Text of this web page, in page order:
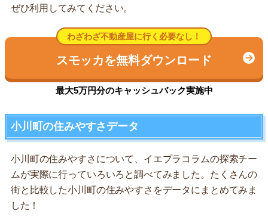
ぜひ利用してみてください。
わざわざ不動産屋に行く必要なし！
スモッカを無料ダウンロード
最大5万円分のキャッシュバック実施中
小川町の住みやすさデータ
小川町の住みやすさについて、イエプラコラムの探索チー
ムが実際に行っていろいろと調べてみました。たくさんの
街と比較した小川町の住みやすさをデータにまとめてみま
した！